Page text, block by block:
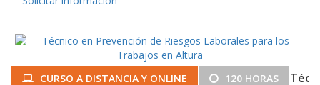
CURSO A DISTANCIA Y ONLINE 120 HORAS